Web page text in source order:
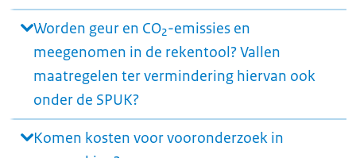
Worden geur en CO₂-emissies en
meegenomen in de rekentool? Vallen
maatregelen ter vermindering hiervan ook
onder de SPUK?
Komen kosten voor vooronderzoek in